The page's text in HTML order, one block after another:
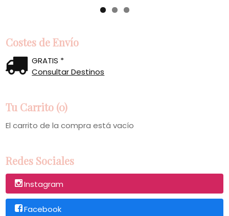
Costes de Envío
GRATIS *
Consultar Destinos
Tu Carrito (0)
El carrito de la compra está vacío
Redes Sociales
Instagram
Facebook